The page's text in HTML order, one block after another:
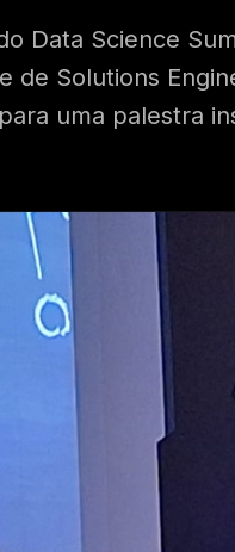
Data Science
de Solutions
uma palestra